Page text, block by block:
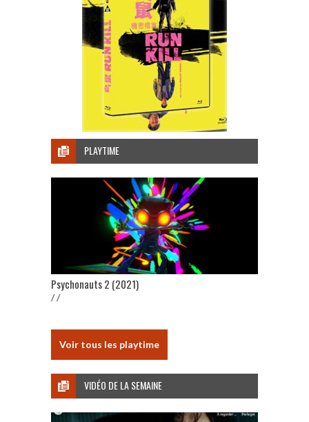
PLAYTIME
Psychonauts 2 (2021)
/ /
Voir tous les playtime
VIDÉO DE LA SEMAINE